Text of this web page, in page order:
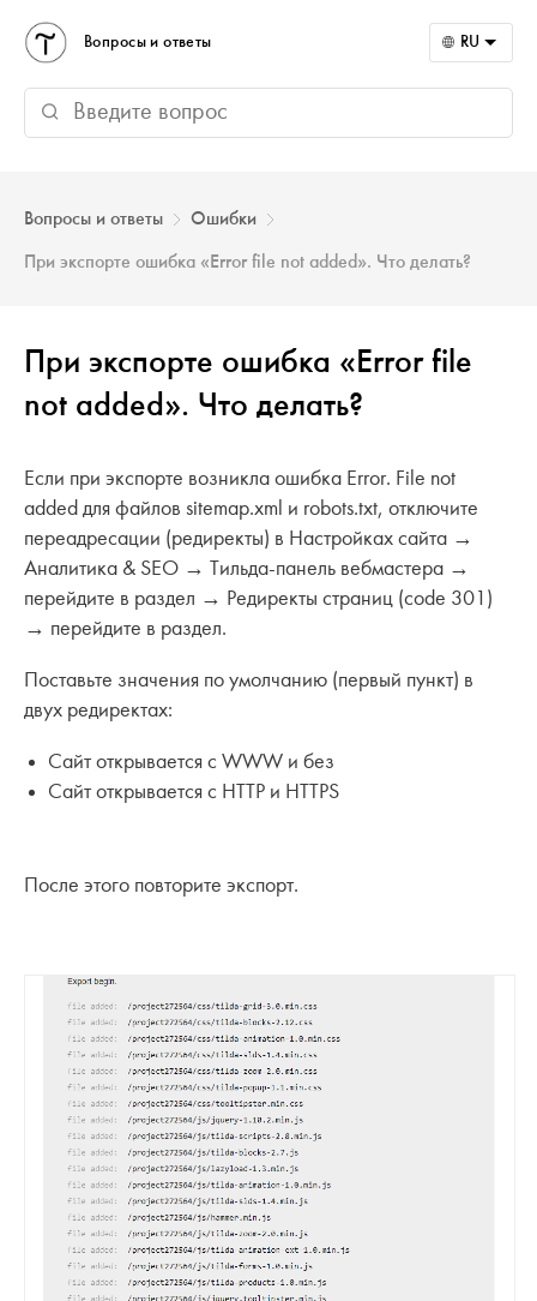
Вопросы и ответы RU
Вопросы и ответы Ошибки
При экспорте ошибка «Error file not added». Что делать?
При экспорте ошибка «Error file
not added». Что делать?
Если при экспорте возникла ошибка Error. File not
added для файлов sitemap.xml и robots.txt, отключите
переадресации (редиректы) в Настройках сайта →
Аналитика & SEO → Тильда-панель вебмастера →
перейдите в раздел → Редиректы страниц (code 301)
→ перейдите в раздел.
Поставьте значения по умолчанию (первый пункт) в
двух редиректах:
Сайт открывается с WWW и без
Сайт открывается с HTTP и HTTPS
После этого повторите экспорт.